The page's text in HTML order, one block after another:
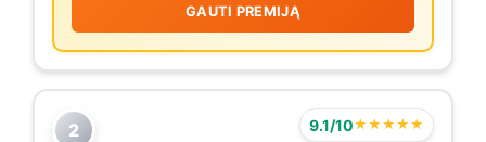
GAUTI PREMIJĄ
2 9.1/10★★★★★